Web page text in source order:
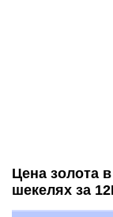
Цена золота
шекелях за